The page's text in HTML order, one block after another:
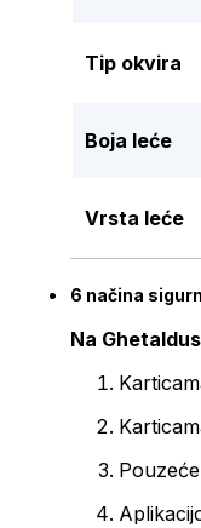
Tip okvira
Boja leće
Vrsta leće
6 načina
Na